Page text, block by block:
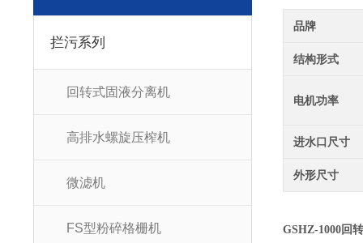
拦污系列
回转式固液分离机
高排水螺旋压榨机
微滤机
FS型粉碎格栅机
品牌
结构形式
电机功率
进水口尺寸
外形尺寸
GSHZ-1000回